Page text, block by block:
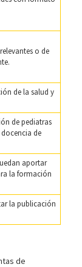
o de
de la salud y
de pediatras
de
aportar
la formación
la publicación
de